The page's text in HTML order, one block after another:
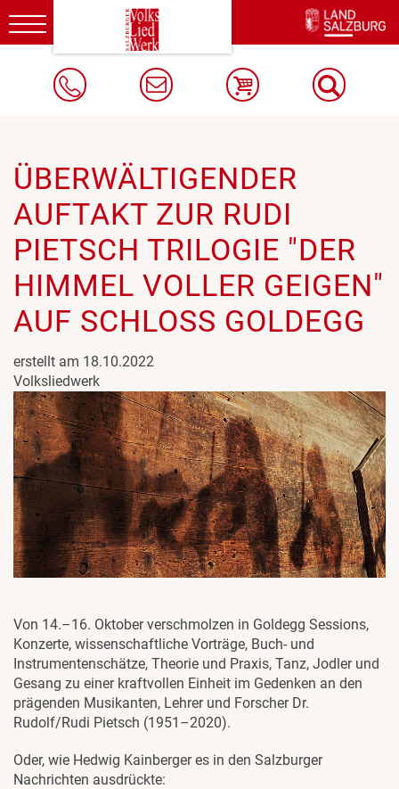
Toggle
navigation
ÜBERWÄLTIGENDER
AUFTAKT ZUR RUDI
PIETSCH TRILOGIE "DER
HIMMEL VOLLER GEIGEN"
AUF SCHLOSS GOLDEGG
erstellt am 18.10.2022
Volksliedwerk
Von 14.–16. Oktober verschmolzen in Goldegg Sessions,
Konzerte, wissenschaftliche Vorträge, Buch- und
Instrumentenschätze, Theorie und Praxis, Tanz, Jodler und
Gesang zu einer kraftvollen Einheit im Gedenken an den
prägenden Musikanten, Lehrer und Forscher Dr.
Rudolf/Rudi Pietsch (1951–2020).
Oder, wie Hedwig Kainberger es in den Salzburger
Nachrichten ausdrückte: